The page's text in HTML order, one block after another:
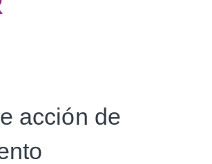
acción de